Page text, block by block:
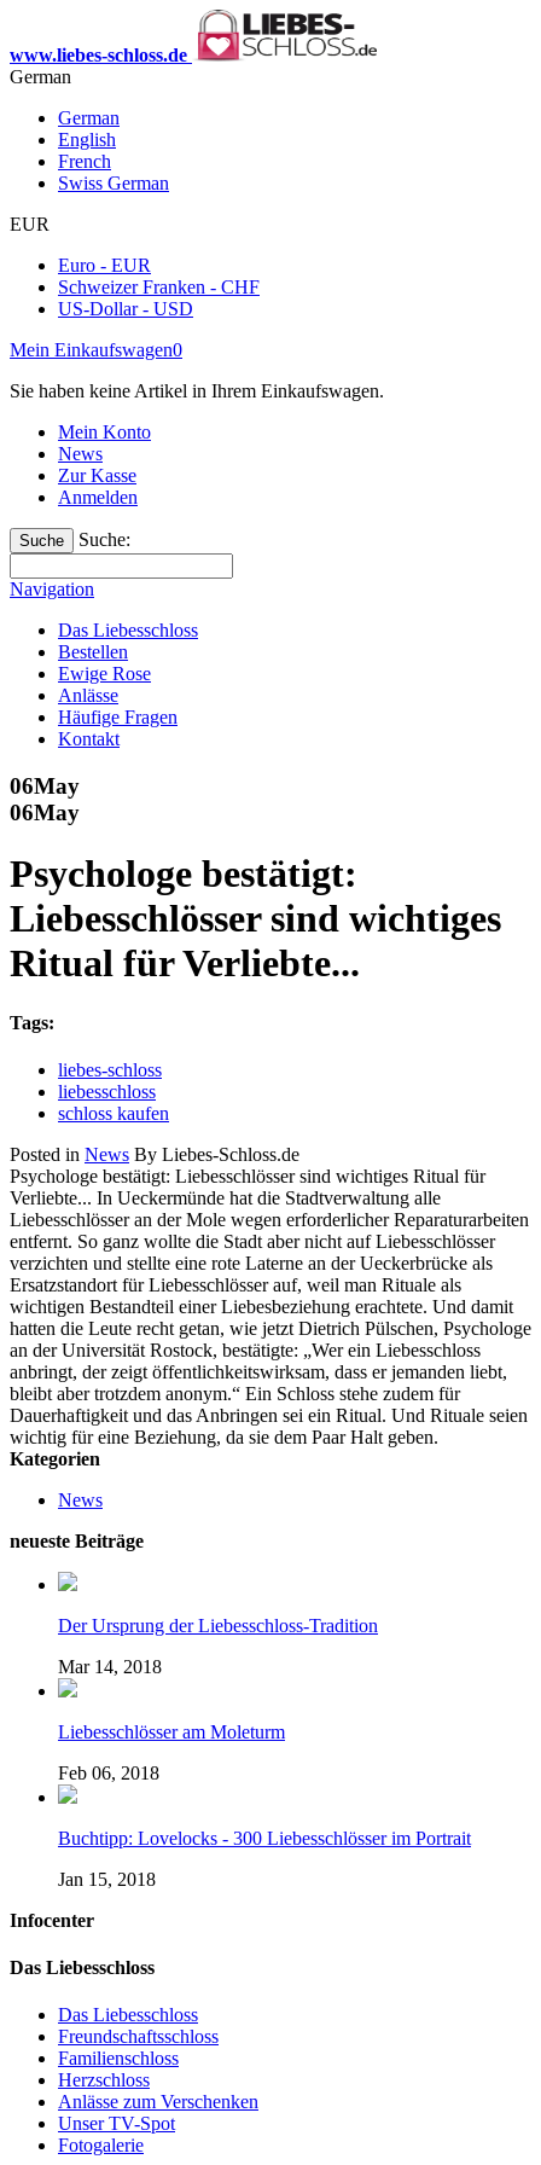
www.liebes-schloss.de
German
German
English
French
Swiss German
EUR
Euro - EUR
Schweizer Franken - CHF
US-Dollar - USD
Mein Einkaufswagen0
Sie haben keine Artikel in Ihrem Einkaufswagen.
Mein Konto
News
Zur Kasse
Anmelden
Suche Suche:
Navigation
Das Liebesschloss
Bestellen
Ewige Rose
Anlässe
Häufige Fragen
Kontakt
06May
06May
Psychologe bestätigt:
Liebesschlösser sind wichtiges
Ritual für Verliebte...
Tags:
liebes-schloss
liebesschloss
schloss kaufen
Posted in News By Liebes-Schloss.de
Psychologe bestätigt: Liebesschlösser sind wichtiges Ritual für
Verliebte... In Ueckermünde hat die Stadtverwaltung alle
Liebesschlösser an der Mole wegen erforderlicher Reparaturarbeiten
entfernt. So ganz wollte die Stadt aber nicht auf Liebesschlösser
verzichten und stellte eine rote Laterne an der Ueckerbrücke als
Ersatzstandort für Liebesschlösser auf, weil man Rituale als
wichtigen Bestandteil einer Liebesbeziehung erachtete. Und damit
hatten die Leute recht getan, wie jetzt Dietrich Pülschen, Psychologe
an der Universität Rostock, bestätigte: „Wer ein Liebesschloss
anbringt, der zeigt öffentlichkeitswirksam, dass er jemanden liebt,
bleibt aber trotzdem anonym.“ Ein Schloss stehe zudem für
Dauerhaftigkeit und das Anbringen sei ein Ritual. Und Rituale seien
wichtig für eine Beziehung, da sie dem Paar Halt geben.
Kategorien
News
neueste Beiträge
Der Ursprung der Liebesschloss-Tradition
Mar 14, 2018
Liebesschlösser am Moleturm
Feb 06, 2018
Buchtipp: Lovelocks - 300 Liebesschlösser im Portrait
Jan 15, 2018
Infocenter
Das Liebesschloss
Das Liebesschloss
Freundschaftsschloss
Familienschloss
Herzschloss
Anlässe zum Verschenken
Unser TV-Spot
Fotogalerie